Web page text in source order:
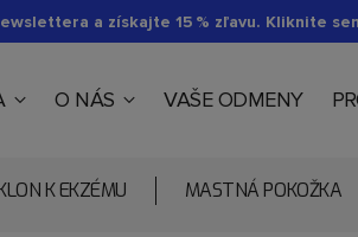
a získajte 15 % zľavu. Kliknite
O NÁS VAŠE ODMENY
K EKZÉMU MASTNÁ POKOŽKA